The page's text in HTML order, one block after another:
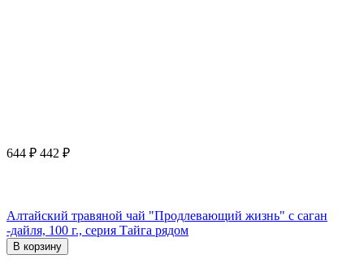
644 ₽ 442 ₽
Алтайский травяной чай "Продлевающий жизнь" с саган
-дайля, 100 г., серия Тайга рядом
В корзину